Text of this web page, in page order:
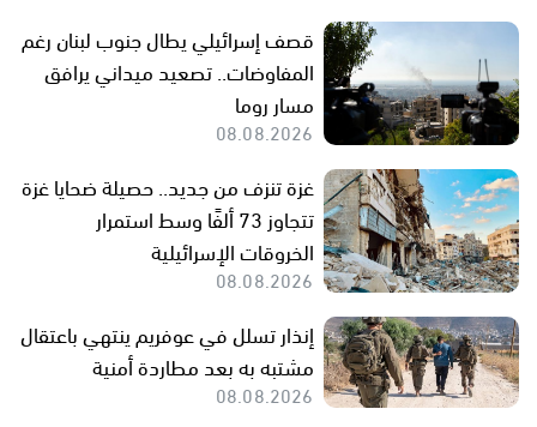
قصف إسرائيلي يطال جنوب لبنان رغم
المفاوضات.. تصعيد ميداني يرافق
مسار روما
08.08.2026
غزة تنزف من جديد.. حصيلة ضحايا غزة
تتجاوز 73 ألفًا وسط استمرار
الخروقات الإسرائيلية
08.08.2026
إنذار تسلل في عوفريم ينتهي باعتقال
مشتبه به بعد مطاردة أمنية
08.08.2026